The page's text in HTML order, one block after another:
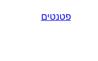
פטנטים